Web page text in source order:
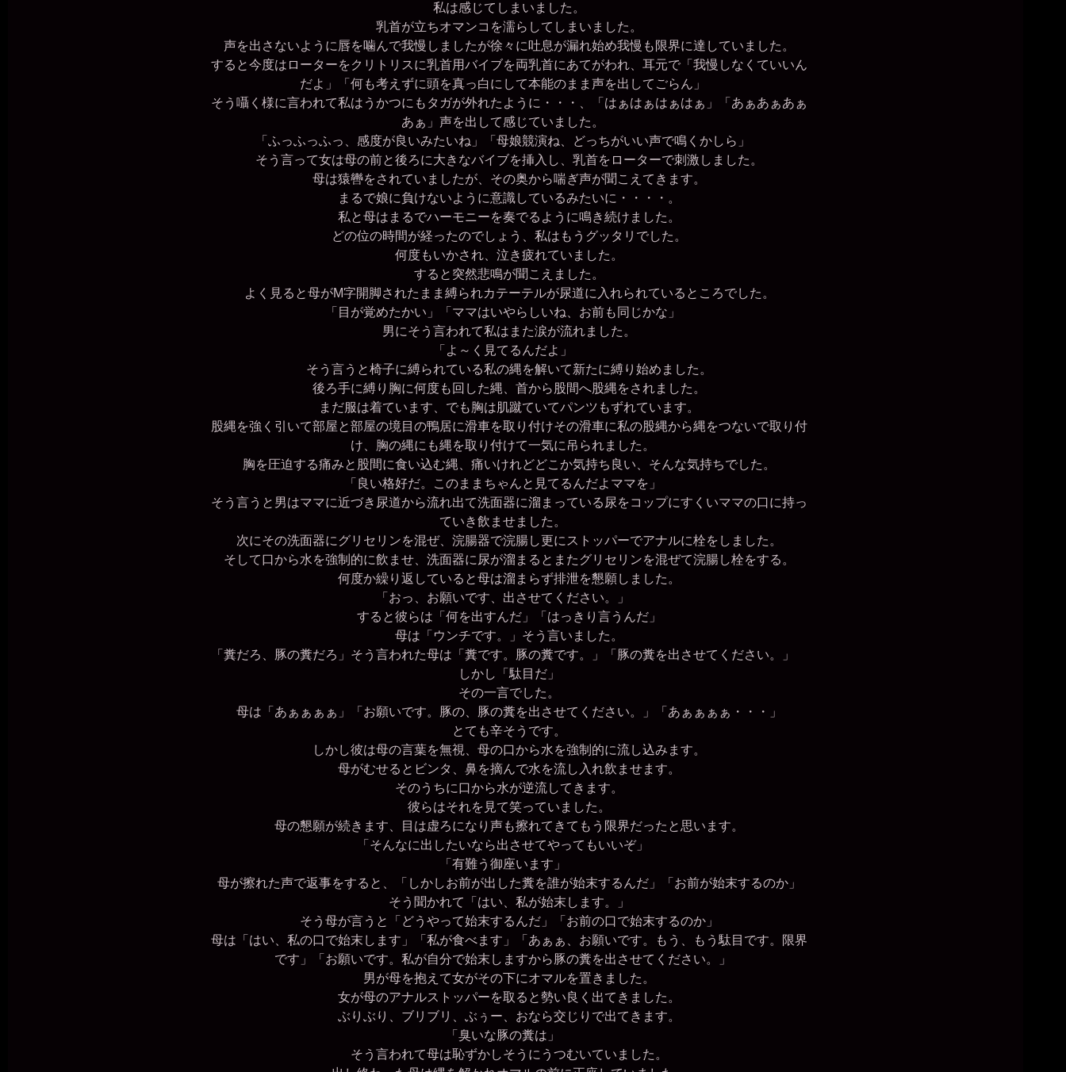
私は感じてしまいました。
乳首が立ちオマンコを濡らしてしまいました。
声を出さないように唇を噛んで我慢しましたが徐々に吐息が漏れ始め我慢も限界に達していました。
すると今度はローターをクリトリスに乳首用バイブを両乳首にあてがわれ、耳元で「我慢しなくていいん
だよ」「何も考えずに頭を真っ白にして本能のまま声を出してごらん」
そう囁く様に言われて私はうかつにもタガが外れたように・・・、「はぁはぁはぁはぁ」「あぁあぁあぁ
あぁ」声を出して感じていました。
「ふっふっふっ、感度が良いみたいね」「母娘競演ね、どっちがいい声で鳴くかしら」
そう言って女は母の前と後ろに大きなバイブを挿入し、乳首をローターで刺激しました。
母は猿轡をされていましたが、その奥から喘ぎ声が聞こえてきます。
まるで娘に負けないように意識しているみたいに・・・・。
私と母はまるでハーモニーを奏でるように鳴き続けました。
どの位の時間が経ったのでしょう、私はもうグッタリでした。
何度もいかされ、泣き疲れていました。
すると突然悲鳴が聞こえました。
よく見ると母がM字開脚されたまま縛られカテーテルが尿道に入れられているところでした。
「目が覚めたかい」「ママはいやらしいね、お前も同じかな」
男にそう言われて私はまた涙が流れました。
「よ～く見てるんだよ」
そう言うと椅子に縛られている私の縄を解いて新たに縛り始めました。
後ろ手に縛り胸に何度も回した縄、首から股間へ股縄をされました。
まだ服は着ています、でも胸は肌蹴ていてパンツもずれています。
股縄を強く引いて部屋と部屋の境目の鴨居に滑車を取り付けその滑車に私の股縄から縄をつないで取り付
け、胸の縄にも縄を取り付けて一気に吊られました。
胸を圧迫する痛みと股間に食い込む縄、痛いけれどどこか気持ち良い、そんな気持ちでした。
「良い格好だ。このままちゃんと見てるんだよママを」
そう言うと男はママに近づき尿道から流れ出て洗面器に溜まっている尿をコップにすくいママの口に持っ
ていき飲ませました。
次にその洗面器にグリセリンを混ぜ、浣腸器で浣腸し更にストッパーでアナルに栓をしました。
そして口から水を強制的に飲ませ、洗面器に尿が溜まるとまたグリセリンを混ぜて浣腸し栓をする。
何度か繰り返していると母は溜まらず排泄を懇願しました。
「おっ、お願いです、出させてください。」
すると彼らは「何を出すんだ」「はっきり言うんだ」
母は「ウンチです。」そう言いました。
「糞だろ、豚の糞だろ」そう言われた母は「糞です。豚の糞です。」「豚の糞を出させてください。」
しかし「駄目だ」
その一言でした。
母は「あぁぁぁぁ」「お願いです。豚の、豚の糞を出させてください。」「あぁぁぁぁ・・・」
とても辛そうです。
しかし彼は母の言葉を無視、母の口から水を強制的に流し込みます。
母がむせるとビンタ、鼻を摘んで水を流し入れ飲ませます。
そのうちに口から水が逆流してきます。
彼らはそれを見て笑っていました。
母の懇願が続きます、目は虚ろになり声も擦れてきてもう限界だったと思います。
「そんなに出したいなら出させてやってもいいぞ」
「有難う御座います」
母が擦れた声で返事をすると、「しかしお前が出した糞を誰が始末するんだ」「お前が始末するのか」
そう聞かれて「はい、私が始末します。」
そう母が言うと「どうやって始末するんだ」「お前の口で始末するのか」
母は「はい、私の口で始末します」「私が食べます」「あぁぁ、お願いです。もう、もう駄目です。限界
です」「お願いです。私が自分で始末しますから豚の糞を出させてください。」
男が母を抱えて女がその下にオマルを置きました。
女が母のアナルストッパーを取ると勢い良く出てきました。
ぶりぶり、ブリブリ、ぶぅー、おなら交じりで出てきます。
「臭いな豚の糞は」
そう言われて母は恥ずかしそうにうつむいていました。